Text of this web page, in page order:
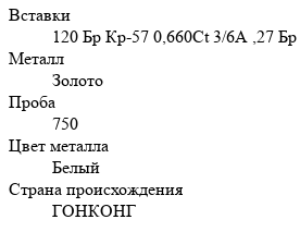
Вставки
120 Бр Кр-57 0,660Ct 3/6А ,27
Металл
Золото
Проба
750
Цвет металла
Белый
Страна происхождения
ГОНКОНГ